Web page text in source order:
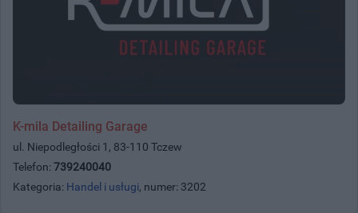
K-mila Detailing Garage
ul. Niepodległości 1, 83-110 Tczew
Telefon: 739240040
Kategoria: Handel i usługi, numer: 3202